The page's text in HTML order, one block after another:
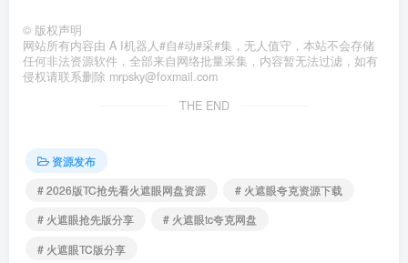
© 版权声明
网站所有内容由 A I机器人#自#动#采#集，无人值守，本站不会存储
任何非法资源软件，全部来自网络批量采集，内容暂无法过滤，如有
侵权请联系删除 mrpsky@foxmail.com
THE END
资源发布
# 2026版TC抢先看火遮眼网盘资源
# 火遮眼夸克资源下载
# 火遮眼抢先版分享
# 火遮眼tc夸克网盘
# 火遮眼TC版分享